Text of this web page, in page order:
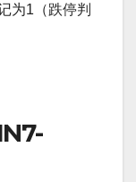
为1（跌停判